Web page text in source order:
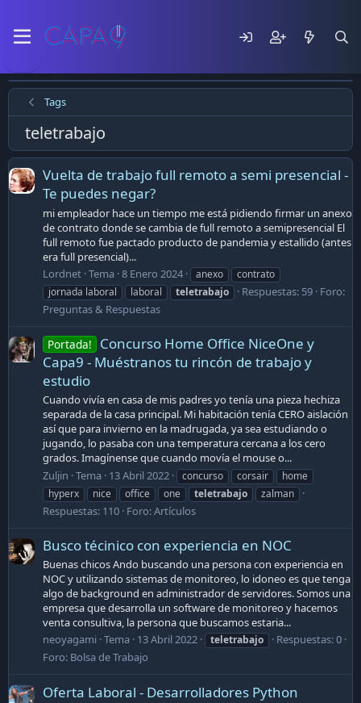
Tags
teletrabajo
Vuelta de trabajo full remoto a semi presencial -
Te puedes negar?
mi empleador hace un tiempo me está pidiendo firmar un anexo
de contrato donde se cambia de full remoto a semipresencial El
full remoto fue pactado producto de pandemia y estallido (antes
era full presencial)...
Lordnet Tema 8 Enero 2024 anexo
contrato
jornada laboral
laboral teletrabajo Respuestas: 59 Foro:
Preguntas & Respuestas
Portada!
Concurso Home Office NiceOne y
Capa9 - Muéstranos tu rincón de trabajo y
estudio
Cuando vivía en casa de mis padres yo tenía una pieza hechiza
separada de la casa principal. Mi habitación tenía CERO aislación
así que para invierno en la madrugada, ya sea estudiando o
jugando, lo pasaba con una temperatura cercana a los cero
grados. Imagínense que cuando movía el mouse o...
Zuljin Tema 13 Abril 2022 concurso corsair
home
hyperx
nice office one teletrabajo zalman
Respuestas: 110 Foro:Artículos
Busco técinico con experiencia en NOC
Buenas chicos Ando buscando una persona con experiencia en
NOC y utilizando sistemas de monitoreo, lo idoneo es que tenga
algo de background en administrador de servidores. Somos una
empresa que desarrolla un software de monitoreo y hacemos
venta consultiva, la persona que buscamos estaria...
neoyagami Tema 13 Abril 2022 teletrabajo
Respuestas: 0
Foro: Bolsa de Trabajo
Oferta Laboral - Desarrolladores Python